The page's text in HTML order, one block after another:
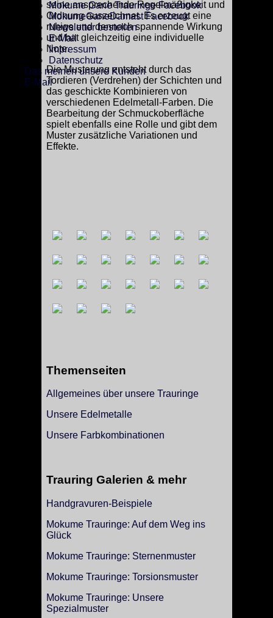
Mokume Gane Trauringe Facebook
MokumeGaneDamast Facebook
Newsletter bestellen
E-Mail
Impressum
Datenschutz
Das meinen unsere Kunden
E-Mail
seine ansprechende Regelmäßigkeit und
Ordnung auszeichnet. Es erzeugt eine
ruhige und dennoch spannende Wirkung
und hat gleichzeitig eine individuelle
Note.
Die Musterung entsteht durch das
Tordieren (Verdrehen) der Schichten und
das geschickte Kombinieren von
verschiedenen Edelmetall-Farben. Die
Bearbeitung der Schmuckoberfläche
spielt ebenfalls eine Rolle und gibt dem
Muster zusätzliche Variationen und
Effekte.
Themenseiten
Allgemeines über unsere Trauringe
Unsere Edelmetalle
Unsere Farbkombinationen
Trauring Galerien & mehr
Handgravuren-Beispiele
Mokume Trauringe: Auf dem Weg ins
Glück
Mokume Trauringe: Sternenmuster
Mokume Trauringe: Torsionsmuster
Mokume Trauringe: Unsere
Spezialmuster